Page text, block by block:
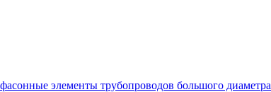
элементы трубопроводов большого диаметра